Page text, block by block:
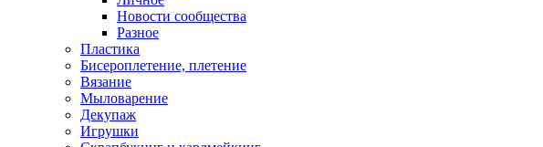
Новости сообщества
Разное
Пластика
Бисероплетение, плетение
Вязание
Мыловарение
Декупаж
Игрушки